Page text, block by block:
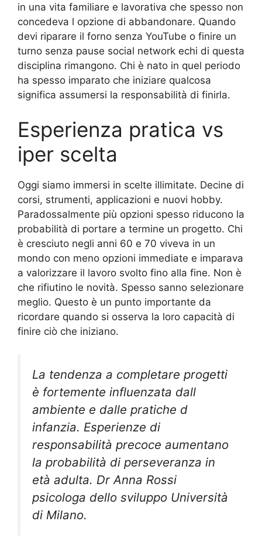
in una vita familiare e lavorativa che spesso non
concedeva l opzione di abbandonare. Quando
devi riparare il forno senza YouTube o finire un
turno senza pause social network echi di questa
disciplina rimangono. Chi è nato in quel periodo
ha spesso imparato che iniziare qualcosa
significa assumersi la responsabilità di finirla.
Esperienza pratica vs
iper scelta
Oggi siamo immersi in scelte illimitate. Decine di
corsi, strumenti, applicazioni e nuovi hobby.
Paradossalmente più opzioni spesso riducono la
probabilità di portare a termine un progetto. Chi
è cresciuto negli anni 60 e 70 viveva in un
mondo con meno opzioni immediate e imparava
a valorizzare il lavoro svolto fino alla fine. Non è
che rifiutino le novità. Spesso sanno selezionare
meglio. Questo è un punto importante da
ricordare quando si osserva la loro capacità di
finire ciò che iniziano.
La tendenza a completare progetti
è fortemente influenzata dall
ambiente e dalle pratiche d
infanzia. Esperienze di
responsabilità precoce aumentano
la probabilità di perseveranza in
età adulta. Dr Anna Rossi
psicologa dello sviluppo Università
di Milano.